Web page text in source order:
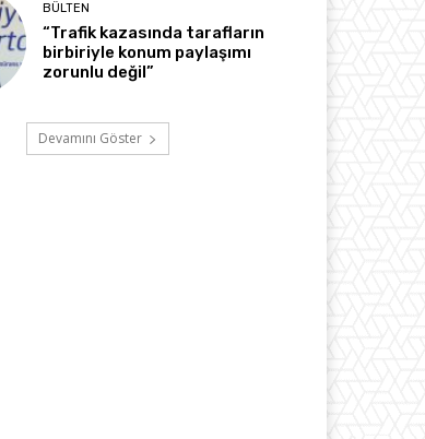
BÜLTEN
“Trafik kazasında tarafların
birbiriyle konum paylaşımı
zorunlu değil”
Devamını Göster